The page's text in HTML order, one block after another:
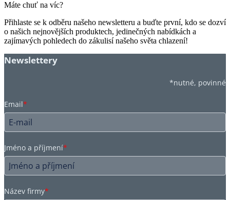
Máte chuť na víc?
Přihlaste se k odběru našeho newsletteru a buďte první, kdo se dozví
o našich nejnovějších produktech, jedinečných nabídkách a
zajímavých pohledech do zákulisí našeho světa chlazení!
Newslettery
*nutné, povinné
Email*
Jméno a příjmení*
Název firmy*